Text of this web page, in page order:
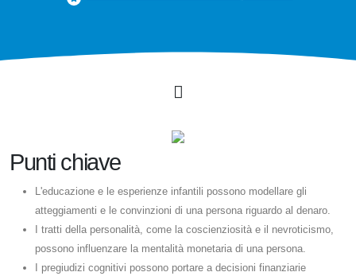
Punti chiave
L'educazione e le esperienze infantili possono modellare gli
atteggiamenti e le convinzioni di una persona riguardo al denaro.
I tratti della personalità, come la coscienziosità e il nevroticismo,
possono influenzare la mentalità monetaria di una persona.
I pregiudizi cognitivi possono portare a decisioni finanziarie